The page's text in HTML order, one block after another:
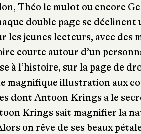
Théo le mulot ou encore
double page se déclinent
les jeunes lecteurs, avec des
courte autour d’un
à l’histoire, sur la page de
magnifique illustration aux
dont Antoon Krings a le
Krings sait magnifier la
on rêve de ses beaux